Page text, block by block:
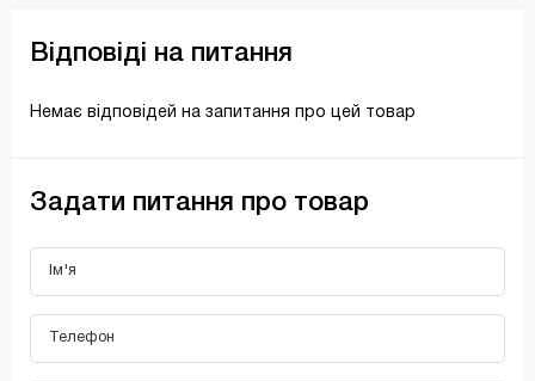
Відповіді на питання
Немає відповідей на запитання про цей товар
Задати питання про товар